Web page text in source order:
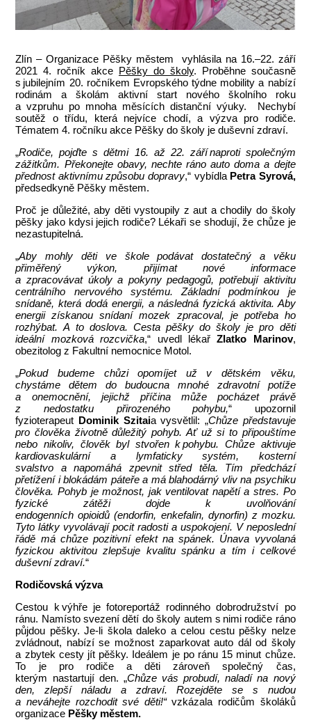
Zlín – Organizace Pěšky městem vyhlásila na 16.–22. září
2021 4. ročník akce Pěšky do školy. Proběhne současně
s jubilejním 20. ročníkem Evropského týdne mobility a nabízí
rodinám a školám aktivní start nového školního roku
a vzpruhu po mnoha měsících distanční výuky. Nechybí
soutěž o třídu, která nejvíce chodí, a výzva pro rodiče.
Tématem 4. ročníku akce Pěšky do školy je duševní zdraví.
„Rodiče, pojďte s dětmi 16. až 22. září naproti společným
zážitkům. Překonejte obavy, nechte ráno auto doma a dejte
přednost aktivnímu způsobu dopravy,“ vybídla Petra Syrová,
předsedkyně Pěšky městem.
Proč je důležité, aby děti vystoupily z aut a chodily do školy
pěšky jako kdysi jejich rodiče? Lékaři se shodují, že chůze je
nezastupitelná.
„Aby mohly děti ve škole podávat dostatečný a věku
přiměřený výkon, přijímat nové informace
a zpracovávat úkoly a pokyny pedagogů, potřebují aktivitu
centrálního nervového systému. Základní podmínkou je
snídaně, která dodá energii, a následná fyzická aktivita. Aby
energii získanou snídaní mozek zpracoval, je potřeba ho
rozhýbat. A to doslova. Cesta pěšky do školy je pro děti
ideální mozková rozcvička,“ uvedl lékařZlatko Marinov,
obezitolog z Fakultní nemocnice Motol.
„Pokud budeme chůzi opomíjet už v dětském věku,
chystáme dětem do budoucna mnohé zdravotní potíže
a onemocnění, jejichž příčina může pocházet právě
z nedostatku přirozeného pohybu,“ upozornil
fyzioterapeut Dominik Szitaia vysvětlil: „Chůze představuje
pro člověka životně důležitý pohyb. Ať už si to připouštíme
nebo nikoliv, člověk byl stvořen k pohybu. Chůze aktivuje
kardiovaskulární a lymfaticky systém, kosterní
svalstvo a napomáhá zpevnit střed těla. Tím předchází
přetížení i blokádám páteře a má blahodárný vliv na psychiku
člověka. Pohyb je možnost, jak ventilovat napětí a stres. Po
fyzické zátěži dojde k uvolňování
endogenních opioidů (endorfin, enkefalin, dynorfin) z mozku.
Tyto látky vyvolávají pocit radosti a uspokojení. V neposlední
řádě má chůze pozitivní efekt na spánek. Únava vyvolaná
fyzickou aktivitou zlepšuje kvalitu spánku a tím i celkové
duševní zdraví.“
Rodičovská výzva
Cestou k výhře je fotoreportáž rodinného dobrodružství po
ránu. Namísto svezení dětí do školy autem s nimi rodiče ráno
půjdou pěšky. Je-li škola daleko a celou cestu pěšky nelze
zvládnout, nabízí se možnost zaparkovat auto dál od školy
a zbytek cesty jít pěšky. Ideálem je po ránu 15 minut chůze.
To je pro rodiče a děti zároveň společný čas,
kterým nastartují den. „Chůze vás probudí, naladí na nový
den, zlepší náladu a zdraví. Rozejděte se s nudou
a neváhejte rozchodit své děti!“vzkázala rodičům školáků
organizace Pěšky městem.